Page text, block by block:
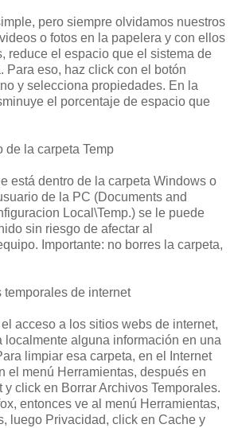
pero siempre olvidamos nuestros
o fotos en la papelera y con ellos
reduce el espacio que el sistema de
Para eso, haz click con el botón
y selecciona propiedades. En la
el porcentaje de espacio que
de la carpeta Temp
está dentro de la carpeta Windows o
de la PC (Documents and
Local\Temp.) se le puede
sin riesgo de afectar al
Importante: no borres la carpeta,
de internet
acceso a los sitios webs de internet,
localmente alguna información en una
limpiar esa carpeta, en el Internet
el menú Herramientas, después en
y click en Borrar Archivos Temporales.
entonces ve al menú Herramientas,
luego Privacidad, click en Cache y